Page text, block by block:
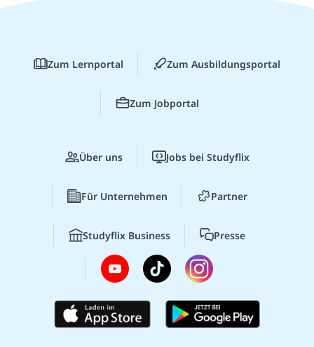
Zum Lernportal Zum Ausbildungsportal
Zum Jobportal
Über uns Jobs bei Studyflix
Für Unternehmen Partner
Studyflix Business Presse